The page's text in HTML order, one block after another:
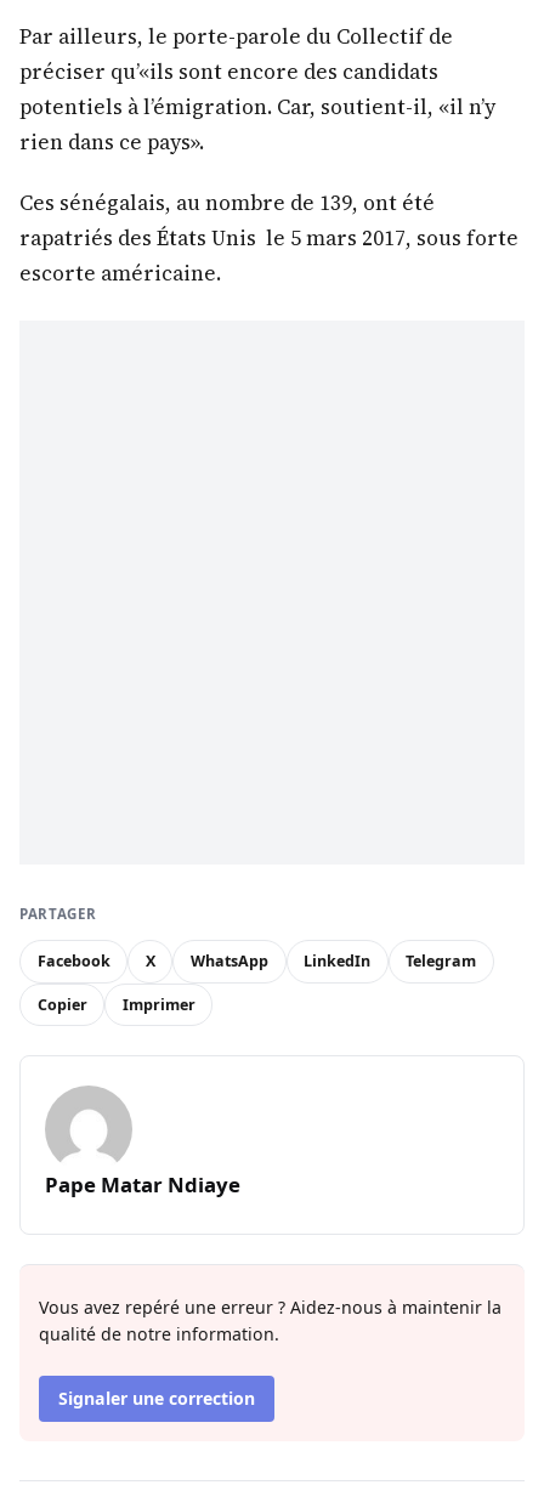
Par ailleurs, le porte-parole du Collectif de
préciser qu’«ils sont encore des candidats
potentiels à l’émigration. Car, soutient-il, «il n’y
rien dans ce pays».
Ces sénégalais, au nombre de 139, ont été
rapatriés des États Unis le 5 mars 2017, sous forte
escorte américaine.
PARTAGER
Facebook X WhatsApp LinkedIn Telegram
Copier Imprimer
Pape Matar Ndiaye
Vous avez repéré une erreur ? Aidez-nous à maintenir la
qualité de notre information.
Signaler une correction